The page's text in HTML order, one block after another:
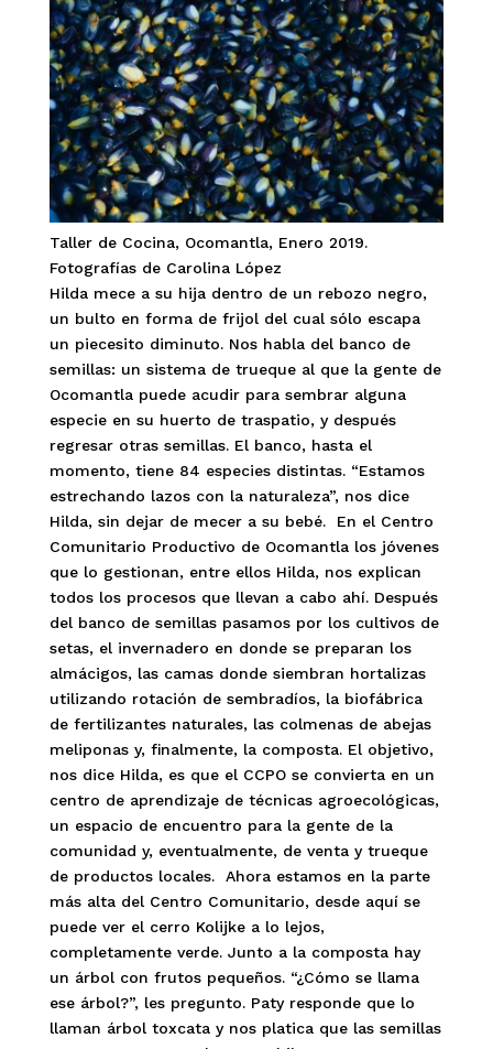
Taller de Cocina, Ocomantla, Enero 2019.
Fotografías de Carolina López
Hilda mece a su hija dentro de un rebozo negro,
un bulto en forma de frijol del cual sólo escapa
un piecesito diminuto. Nos habla del banco de
semillas: un sistema de trueque al que la gente de
Ocomantla puede acudir para sembrar alguna
especie en su huerto de traspatio, y después
regresar otras semillas. El banco, hasta el
momento, tiene 84 especies distintas. “Estamos
estrechando lazos con la naturaleza”, nos dice
Hilda, sin dejar de mecer a su bebé. En el Centro
Comunitario Productivo de Ocomantla los jóvenes
que lo gestionan, entre ellos Hilda, nos explican
todos los procesos que llevan a cabo ahí. Después
del banco de semillas pasamos por los cultivos de
setas, el invernadero en donde se preparan los
almácigos, las camas donde siembran hortalizas
utilizando rotación de sembradíos, la biofábrica
de fertilizantes naturales, las colmenas de abejas
meliponas y, finalmente, la composta. El objetivo,
nos dice Hilda, es que el CCPO se convierta en un
centro de aprendizaje de técnicas agroecológicas,
un espacio de encuentro para la gente de la
comunidad y, eventualmente, de venta y trueque
de productos locales. Ahora estamos en la parte
más alta del Centro Comunitario, desde aquí se
puede ver el cerro Kolijke a lo lejos,
completamente verde. Junto a la composta hay
un árbol con frutos pequeños. “¿Cómo se llama
ese árbol?”, les pregunto. Paty responde que lo
llaman árbol toxcata y nos platica que las semillas